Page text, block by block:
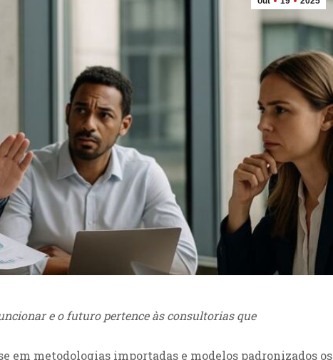
e o futuro pertence às consultorias que
em metodologias importadas e modelos padronizados os